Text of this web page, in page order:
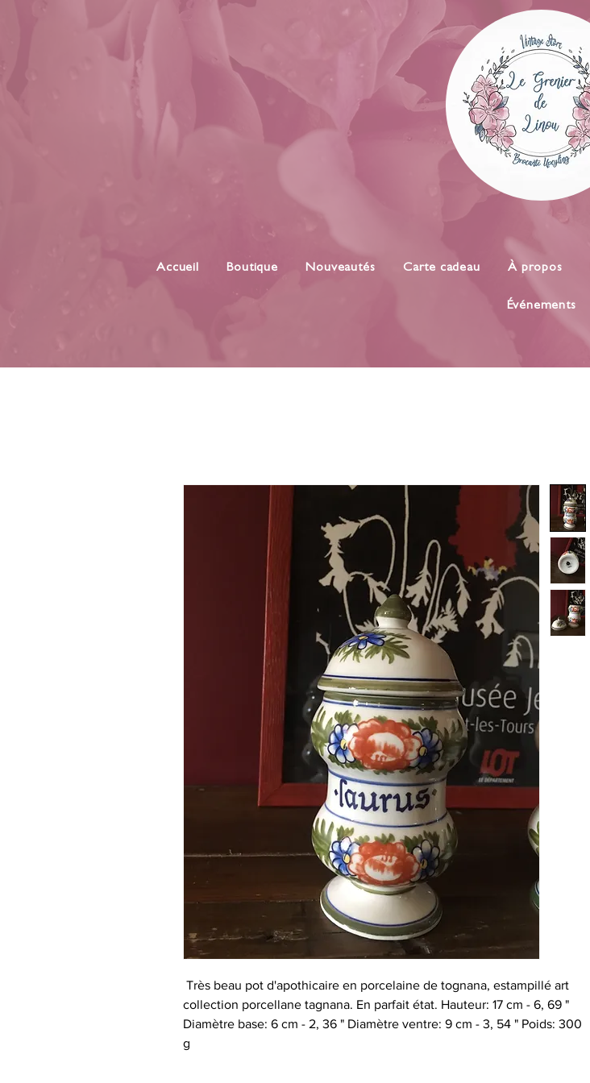
Accueil Boutique Nouveautés Carte cadeau À propos
Événements
Très beau pot d'apothicaire en porcelaine de tognana, estampillé art
collection porcellane tagnana. En parfait état. Hauteur: 17 cm - 6, 69 "
Diamètre base: 6 cm - 2, 36 " Diamètre ventre: 9 cm - 3, 54 " Poids: 300
g